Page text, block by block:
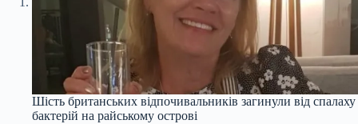
Шість британських відпочивальників загинули від спалаху
бактерій на райському острові